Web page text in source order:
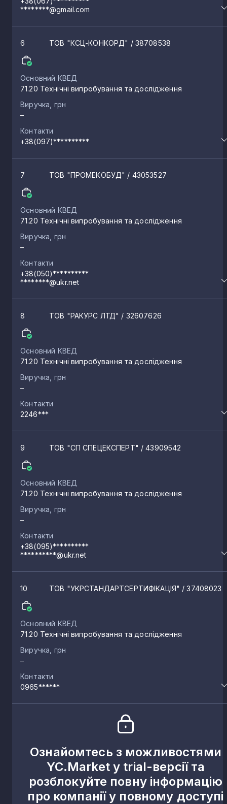
********@gmail.com
6 ТОВ "КСЦ-КОНКОРД" / 38708538
Основний КВЕД
71.20 Технічні випробування та дослідження
Виручка, грн
–
Контакти
+38(097)**********
7 ТОВ "ПРОМЕКОБУД" / 43053527
Основний КВЕД
71.20 Технічні випробування та дослідження
Виручка, грн
–
Контакти
+38(050)**********
********@ukr.net
8 ТОВ "РАКУРС ЛТД" / 32607626
Основний КВЕД
71.20 Технічні випробування та дослідження
Виручка, грн
–
Контакти
2246***
9 ТОВ "СП СПЕЦЕКСПЕРТ" / 43909542
Основний КВЕД
71.20 Технічні випробування та дослідження
Виручка, грн
–
Контакти
+38(095)**********
**********@ukr.net
10 ТОВ "УКРСТАНДАРТСЕРТИФІКАЦІЯ" / 37408023
Основний КВЕД
71.20 Технічні випробування та дослідження
Виручка, грн
–
Контакти
0965******
Ознайомтесь з можливостями
YC.Market у trial-версії та
розблокуйте повну інформацію
про компанії у повному доступі